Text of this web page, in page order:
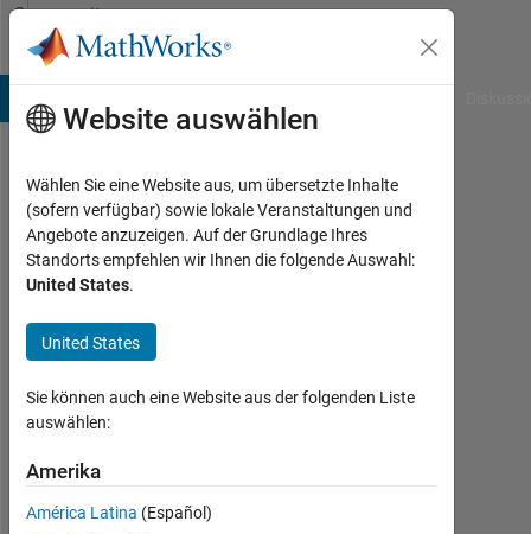
Weiter zum Inhalt
Community
Profile
Itrat
Naim
Aktiv
2018
Followers:
Following:
0
Website auswählen
Wählen Sie eine Website aus, um übersetzte Inhalte
(sofern verfügbar) sowie lokale Veranstaltungen und
Angebote anzuzeigen. Auf der Grundlage Ihres
Standorts empfehlen wir Ihnen die folgende Auswahl:
United States.
United States
Sie können auch eine Website aus der folgenden Liste
auswählen:
Amerika
América Latina (Español)